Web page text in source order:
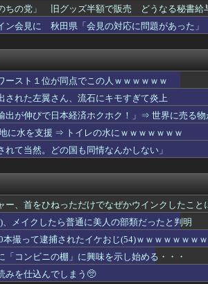
ニートのスケジュールをご覧ください」
そうと思うんだけど・・・
性「整えるべき」
ど示談金どれくらいいけそう？？？
ンマークが新たな兵役制度開始！
興味を示し始めるｗｗｗｗ
4の実力は、実際にはどれくらい認め...
トすら落ちる日々
ど示談金どれくらいいけそう？？？
られない栄養がある
「はい！」
チラ！！！【乃木坂46】
」日本の江戸時代の街並みがそのまま保...
祐が最速150キロストレート...
らないｗｗｗwｗｗｗｗｗｗｗｗ❤
時間待ちで整理券が転売される事態...
がこちらｗｗｗｗｗｗｗｗｗ
ｗｗｗｗｗｗｗｗｗｗｗｗｗ
しーwwwww」→欧米で馬鹿にさ...
ちの党」 旧グッズ半額で販売 どうなる秘書給
ン会見に 秋田県「会見の対応に問題があった」
ースト１位が同点でこの人ｗｗｗｗｗｗ
された左翼さん、流石にキモすぎて炎上
出が伸びで日本経済ホクホク！」⇒ 世界に売る
に水を支援 ⇒ トイレの水にｗｗｗｗｗｗｗ
て当然。どの国も同情なんかしない」
ー、首をひねっただけでなぜかウインクしたこと
、メイクしたら普通に美人の部類だったと判明
本撮って逮捕されたイケおじ(54)ｗｗｗｗｗｗｗ
「コンビニの棚」に興味を示し始める・・・
みを仕込んでしまう🥺